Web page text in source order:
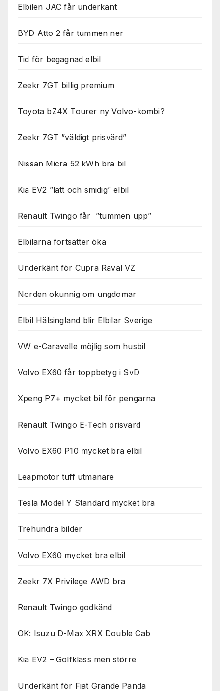
Elbilen JAC får underkänt
BYD Atto 2 får tummen ner
Tid för begagnad elbil
Zeekr 7GT billig premium
Toyota bZ4X Tourer ny Volvo-kombi?
Zeekr 7GT ”väldigt prisvärd”
Nissan Micra 52 kWh bra bil
Kia EV2 ”lätt och smidig” elbil
Renault Twingo får ”tummen upp”
Elbilarna fortsätter öka
Underkänt för Cupra Raval VZ
Norden okunnig om ungdomar
Elbil Hälsingland blir Elbilar Sverige
VW e-Caravelle möjlig som husbil
Volvo EX60 får toppbetyg i SvD
Xpeng P7+ mycket bil för pengarna
Renault Twingo E-Tech prisvärd
Volvo EX60 P10 mycket bra elbil
Leapmotor tuff utmanare
Tesla Model Y Standard mycket bra
Trehundra bilder
Volvo EX60 mycket bra elbil
Zeekr 7X Privilege AWD bra
Renault Twingo godkänd
OK: Isuzu D-Max XRX Double Cab
Kia EV2 – Golfklass men större
Underkänt för Fiat Grande Panda
personligt
anpassat innehåll